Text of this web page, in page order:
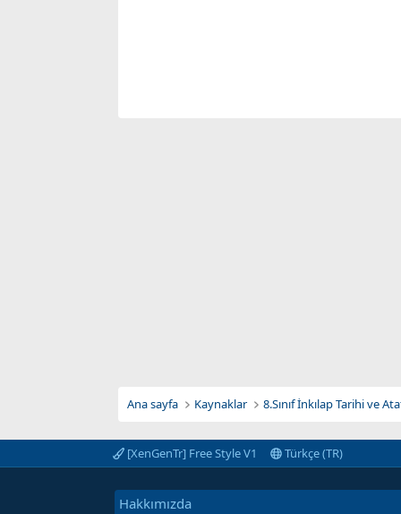
Ana sayfa Kaynaklar 8.Sınıf İnkılap Tarihi ve
[XenGenTr] Free Style V1 Türkçe (TR)
Hakkımızda